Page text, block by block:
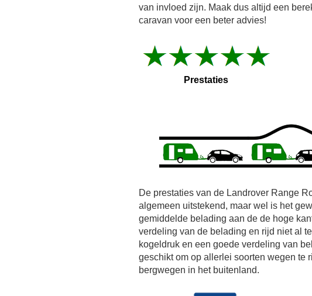
van invloed zijn. Maak dus altijd een
caravan voor een beter advies!
Prestaties
De prestaties van de Landrover Range
algemeen uitstekend, maar wel is het
gemiddelde belading aan de de hoge
verdeling van de belading en rijd niet al
kogeldruk en een goede verdeling van
geschikt om op allerlei soorten wegen te
bergwegen in het buitenland.